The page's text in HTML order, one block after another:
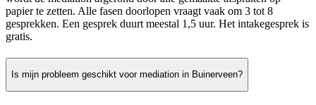
papier te zetten. Alle fasen doorlopen vraagt vaak om 3 tot 8
gesprekken. Een gesprek duurt meestal 1,5 uur. Het intakegesprek is
gratis.
Is mijn probleem geschikt voor mediation in Buinerveen?